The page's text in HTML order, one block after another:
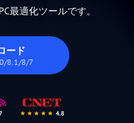
最適化ツールです。
ード
8.1/8/7